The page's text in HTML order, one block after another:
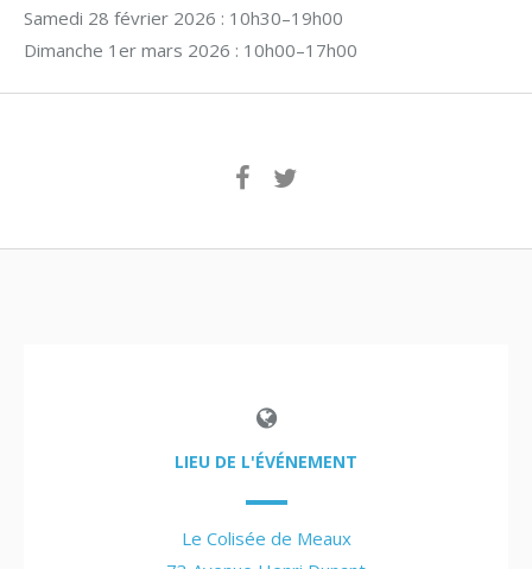
Samedi 28 février 2026 : 10h30–19h00
Dimanche 1er mars 2026 : 10h00–17h00
LIEU DE L'ÉVÉNEMENT
Le Colisée de Meaux